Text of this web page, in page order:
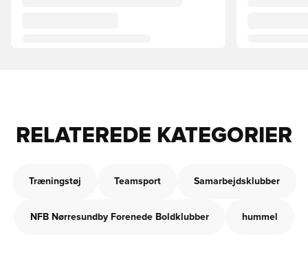
RELATEREDE KATEGORIER
Træningstøj Teamsport Samarbejdsklubber
NFB Nørresundby Forenede Boldklubber hummel